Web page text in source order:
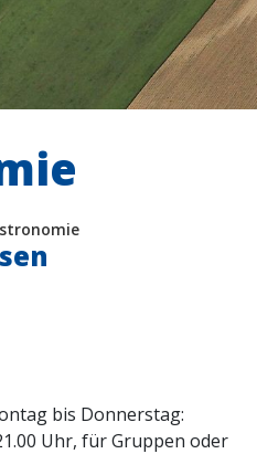
bis Donnerstag:
Uhr, für Gruppen oder